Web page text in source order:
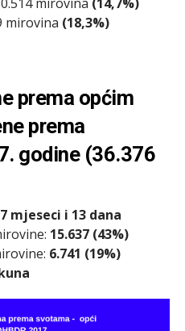
mirovina (18,3%)
prema općim
prema
godine (36.376
mjeseci i 13 dana
15.637 (43%)
6.741 (19%)